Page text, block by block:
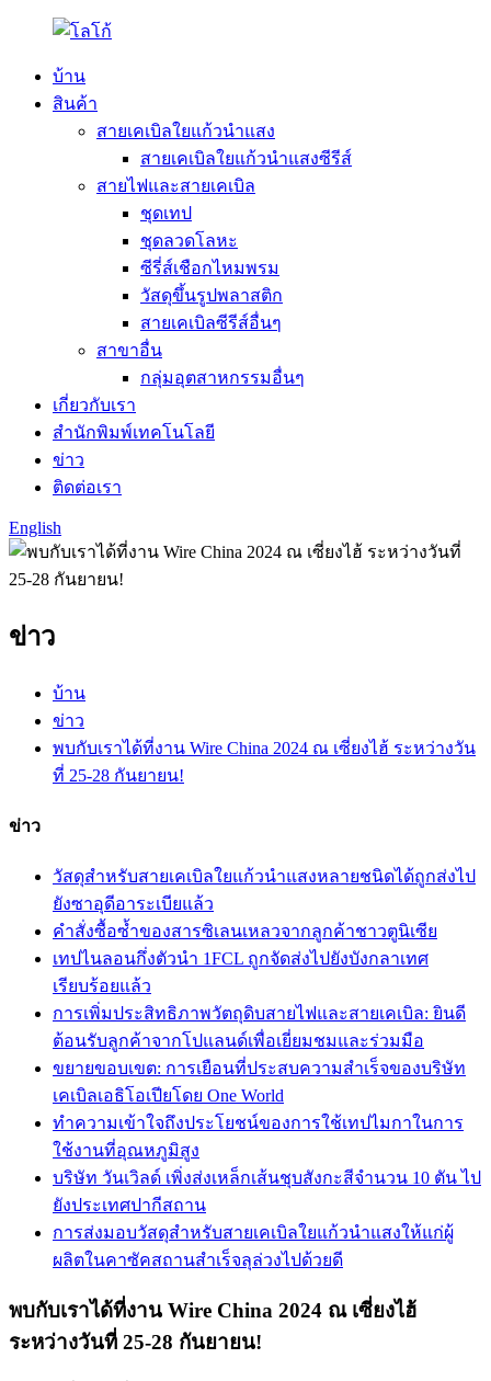
บ้าน
สินค้า
สายเคเบิลใยแก้วนำแสง
สายเคเบิลใยแก้วนำแสงซีรีส์
สายไฟและสายเคเบิล
ชุดเทป
ชุดลวดโลหะ
ซีรี่ส์เชือกไหมพรม
วัสดุขึ้นรูปพลาสติก
สายเคเบิลซีรีส์อื่นๆ
สาขาอื่น
กลุ่มอุตสาหกรรมอื่นๆ
เกี่ยวกับเรา
สำนักพิมพ์เทคโนโลยี
ข่าว
ติดต่อเรา
English
ข่าว
บ้าน
ข่าว
พบกับเราได้ที่งาน Wire China 2024 ณ เซี่ยงไฮ้ ระหว่างวัน
ที่ 25-28 กันยายน!
ข่าว
วัสดุสำหรับสายเคเบิลใยแก้วนำแสงหลายชนิดได้ถูกส่งไป
ยังซาอุดีอาระเบียแล้ว
คำสั่งซื้อซ้ำของสารซิเลนเหลวจากลูกค้าชาวตูนิเซีย
เทปไนลอนกึ่งตัวนำ 1FCL ถูกจัดส่งไปยังบังกลาเทศ
เรียบร้อยแล้ว
การเพิ่มประสิทธิภาพวัตถุดิบสายไฟและสายเคเบิล: ยินดี
ต้อนรับลูกค้าจากโปแลนด์เพื่อเยี่ยมชมและร่วมมือ
ขยายขอบเขต: การเยือนที่ประสบความสำเร็จของบริษัท
เคเบิลเอธิโอเปียโดย One World
ทำความเข้าใจถึงประโยชน์ของการใช้เทปไมกาในการ
ใช้งานที่อุณหภูมิสูง
บริษัท วันเวิลด์ เพิ่งส่งเหล็กเส้นชุบสังกะสีจำนวน 10 ตัน ไป
ยังประเทศปากีสถาน
การส่งมอบวัสดุสำหรับสายเคเบิลใยแก้วนำแสงให้แก่ผู้
ผลิตในคาซัคสถานสำเร็จลุล่วงไปด้วยดี
พบกับเราได้ที่งาน Wire China 2024 ณ เซี่ยงไฮ้
ระหว่างวันที่ 25-28 กันยายน!